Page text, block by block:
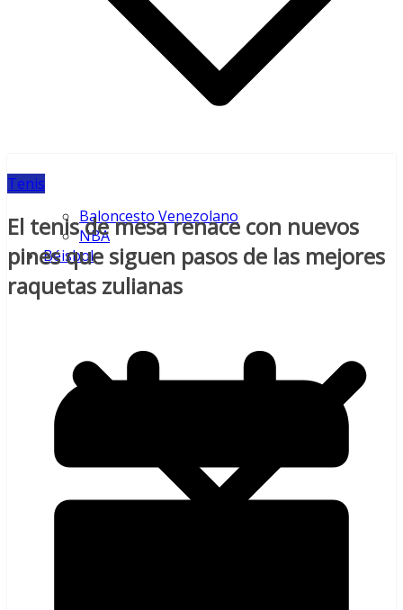
Baloncesto Venezolano
NBA
Béisbol
Tenis
El tenis de mesa renace con nuevos
pines que siguen pasos de las mejores
raquetas zulianas